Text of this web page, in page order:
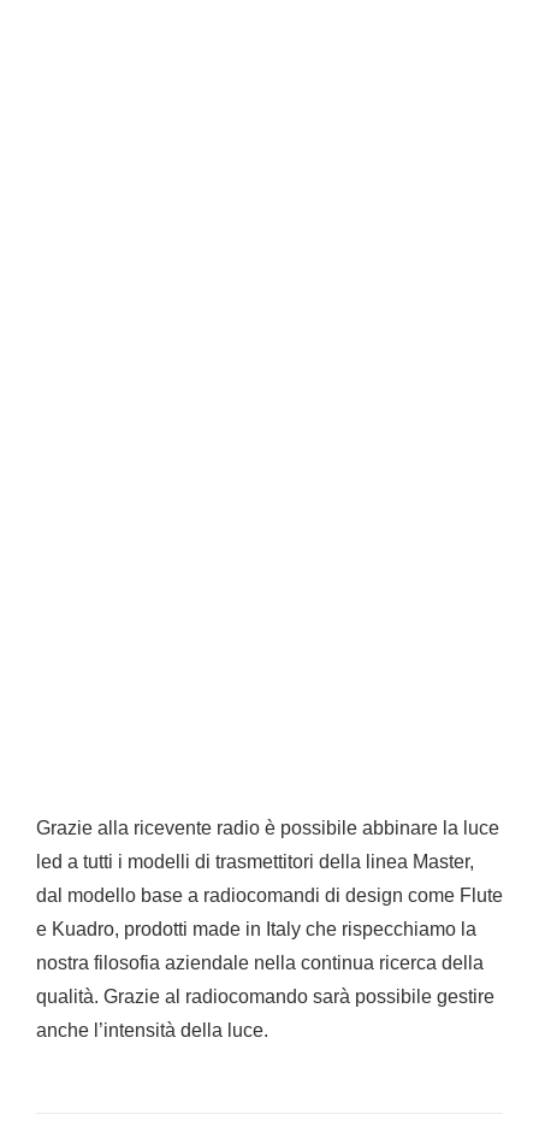
Grazie alla ricevente radio è possibile abbinare la luce
led a tutti i modelli di trasmettitori della linea Master,
dal modello base a radiocomandi di design come Flute
e Kuadro, prodotti made in Italy che rispecchiamo la
nostra filosofia aziendale nella continua ricerca della
qualità. Grazie al radiocomando sarà possibile gestire
anche l’intensità della luce.